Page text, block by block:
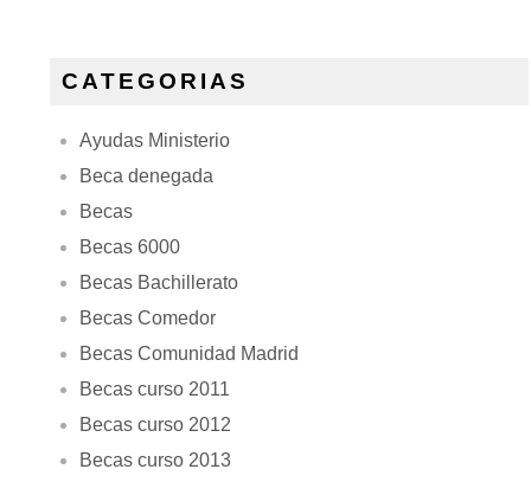
CATEGORIAS
Ayudas Ministerio
Beca denegada
Becas
Becas 6000
Becas Bachillerato
Becas Comedor
Becas Comunidad Madrid
Becas curso 2011
Becas curso 2012
Becas curso 2013